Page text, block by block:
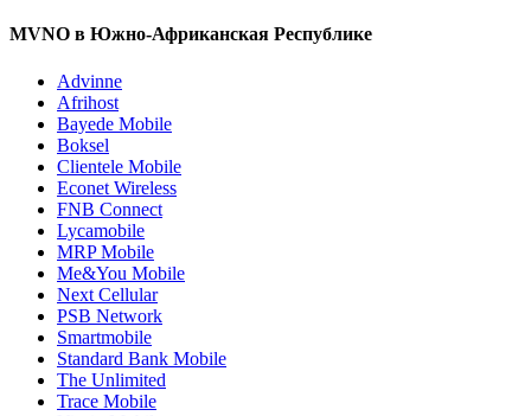
MVNO в Южно-Африканская Республике
Advinne
Afrihost
Bayede Mobile
Boksel
Clientele Mobile
Econet Wireless
FNB Connect
Lycamobile
MRP Mobile
Me&You Mobile
Next Cellular
PSB Network
Smartmobile
Standard Bank Mobile
The Unlimited
Trace Mobile